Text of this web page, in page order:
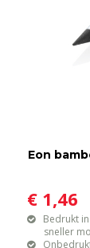
Eon
€ 1,46
Bedrukt
sneller